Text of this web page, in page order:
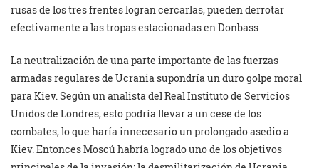
rusas de los tres frentes logran cercarlas, pueden derrotar
efectivamente a las tropas estacionadas en Donbass
La neutralización de una parte importante de las fuerzas
armadas regulares de Ucrania supondría un duro golpe moral
para Kiev. Según un analista del Real Instituto de Servicios
Unidos de Londres, esto podría llevar a un cese de los
combates, lo que haría innecesario un prolongado asedio a
Kiev. Entonces Moscú habría logrado uno de los objetivos